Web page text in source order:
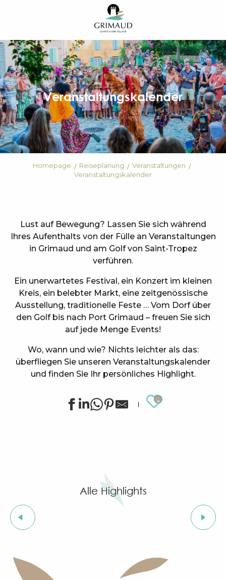
principal
Veranstaltungskalender
Homepage Reiseplanung
Veranstaltungen
Veranstaltungskalender
Lust auf Bewegung? Lassen Sie sich während
Ihres Aufenthalts von der Fülle an Veranstaltungen
in Grimaud und am Golf von Saint-Tropez
verführen.
Ein unerwartetes Festival, ein Konzert im kleinen
Kreis, ein belebter Markt, eine zeitgenössische
Ausstellung, traditionelle Feste … Vom Dorf über
den Golf bis nach Port Grimaud – freuen Sie sich
auf jede Menge Events!
Wo, wann und wie? Nichts leichter als das:
überfliegen Sie unseren Veranstaltungskalender
und finden Sie Ihr persönliches Highlight.
Ajouter
Cartel del Chipo à l'After Beach
Grimaud Art Urbain - Street-Art-Festival
Ausstellung „Jungle indienne“ mit Stammeskunst
Geführte Tour durch das Dorf Grimaud (private
Ausstellung „Das Schloss von Grimaud“
"SOS Cartel Radio" à l'After Beach
Alle Highlights